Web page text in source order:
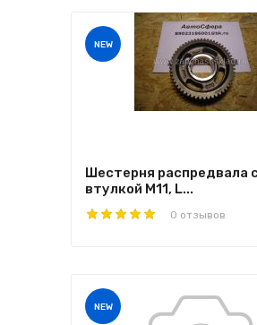
NEW
Шестерня распредвала
втулкой M11, L...
0 отзывов
NEW